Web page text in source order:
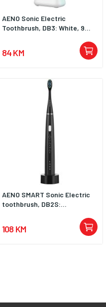
AENO Sonic Electric
Toothbrush, DB3: White, 9...
84 KM
AENO SMART Sonic Electric
toothbrush, DB2S:...
108 KM